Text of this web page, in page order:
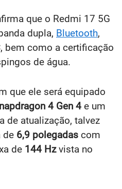
que o Redmi 17 5G
dupla, Bluetooth,
bem como a certificação
de água.
que ele será equipado
4 Gen 4 e um
de atualização, talvez
de 6,9 polegadas com
de 144 Hzvista no